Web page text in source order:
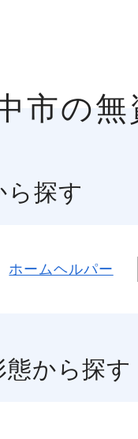
中市の
ら探す
ホームヘルパー
態から探す